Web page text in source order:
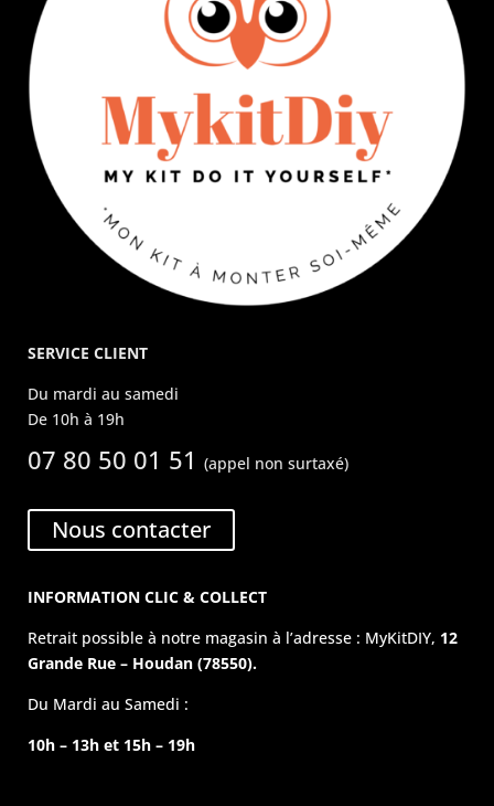
SERVICE CLIENT
Du mardi au samedi
De 10h à 19h
07 80 50 01 51(appel non surtaxé)
Nous contacter
INFORMATION CLIC & COLLECT
Retrait possible à notre magasin à l’adresse : MyKitDIY, 12
Grande Rue – Houdan (78550).
Du Mardi au Samedi :
10h – 13h et 15h – 19h